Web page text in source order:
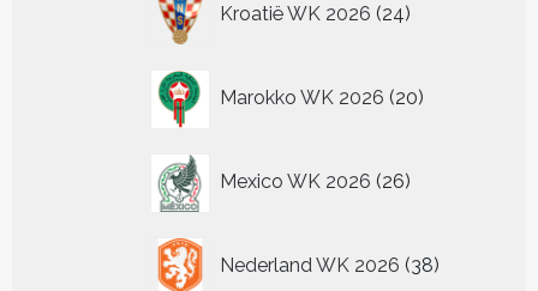
Kroatië WK 2026 24
producten
Marokko WK 2026 20
producten
Mexico WK 2026 26
producten
Nederland WK 2026 38
producten